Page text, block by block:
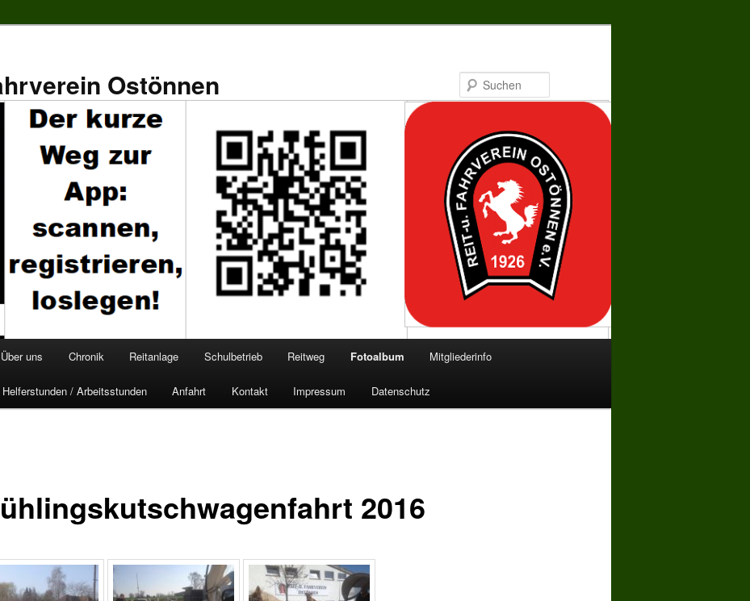
Ostönnen
Über uns Chronik Reitanlage Schulbetrieb Reitweg Fotoalbum Mitgliederinfo
Helferstunden / Arbeitsstunden Anfahrt Kontakt Impressum Datenschutz
2016